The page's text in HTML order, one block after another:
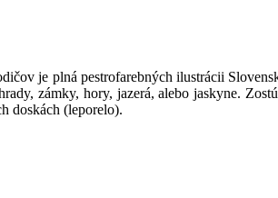
je plná pestrofarebných ilustrácii
zámky, hory, jazerá, alebo jaskyne.
doskách (leporelo).